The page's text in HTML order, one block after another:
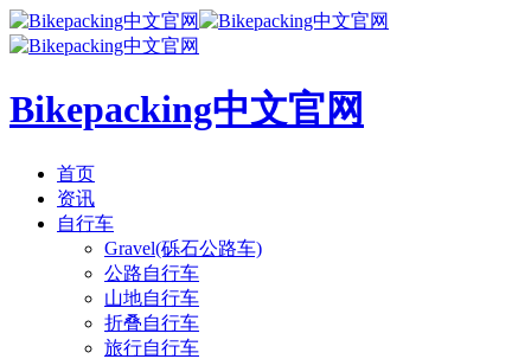
Bikepacking中文官网
首页
资讯
自行车
Gravel(砾石公路车)
公路自行车
山地自行车
折叠自行车
旅行自行车